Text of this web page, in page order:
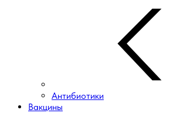
Антибиотики
Вакцины